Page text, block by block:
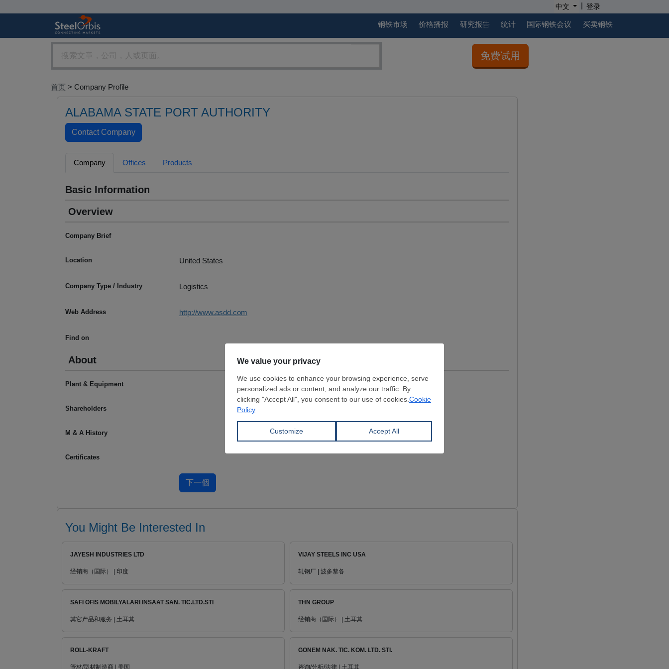
中文 | 登录
钢铁市场 价格播报 研究报告 统计 国际钢铁会议 买卖钢铁
免费试用
首页 > Company Profile
ALABAMA STATE PORT AUTHORITY
Company Offices Products
Basic Information
Overview
Company Brief
Location United States
Company Type / Industry Logistics
Web Address http://www.asdd.com
Find on
About
Plant & Equipment
Shareholders
M & A History
Certificates
You Might Be Interested In
JAYESH INDUSTRIES LTD
经销商（国际） | 印度
VIJAY STEELS INC USA
轧钢厂 | 波多黎各
SAFI OFIS MOBILYALARI INSAAT SAN. TIC.LTD.STI
其它产品和服务 | 土耳其
THN GROUP
经销商（国际） | 土耳其
ROLL-KRAFT
管材/型材制造商 | 美国
GONEM NAK. TIC. KOM. LTD. STI.
咨询/分析/法律 | 土耳其